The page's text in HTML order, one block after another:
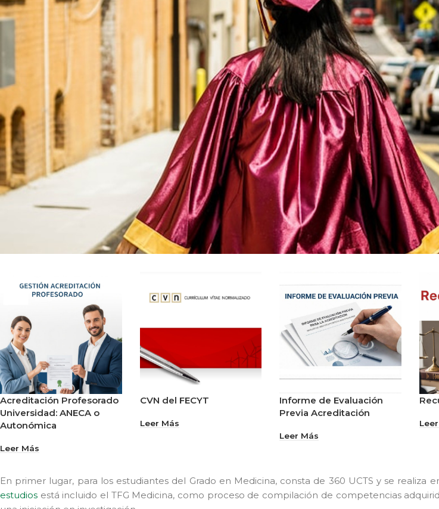
Acreditación Profesorado
Universidad: ANECA o
Autonómica
Leer Más
CVN del FECYT
Leer Más
Informe de Evaluación
Previa Acreditación
Leer Más
En primer lugar, para los estudiantes del Grado en Medicina, consta de 360 UCTS y se realiza
estudios está incluido el TFG Medicina, como proceso de compilación de competencias